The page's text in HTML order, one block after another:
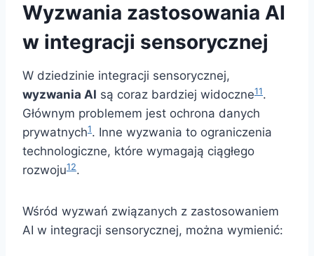
Wyzwania zastosowania AI
w integracji sensorycznej
W dziedzinie integracji sensorycznej,
wyzwania AI są coraz bardziej widoczne11.
Głównym problemem jest ochrona danych
prywatnych1. Inne wyzwania to ograniczenia
technologiczne, które wymagają ciągłego
rozwoju12.
Wśród wyzwań związanych z zastosowaniem
AI w integracji sensorycznej, można wymienić: